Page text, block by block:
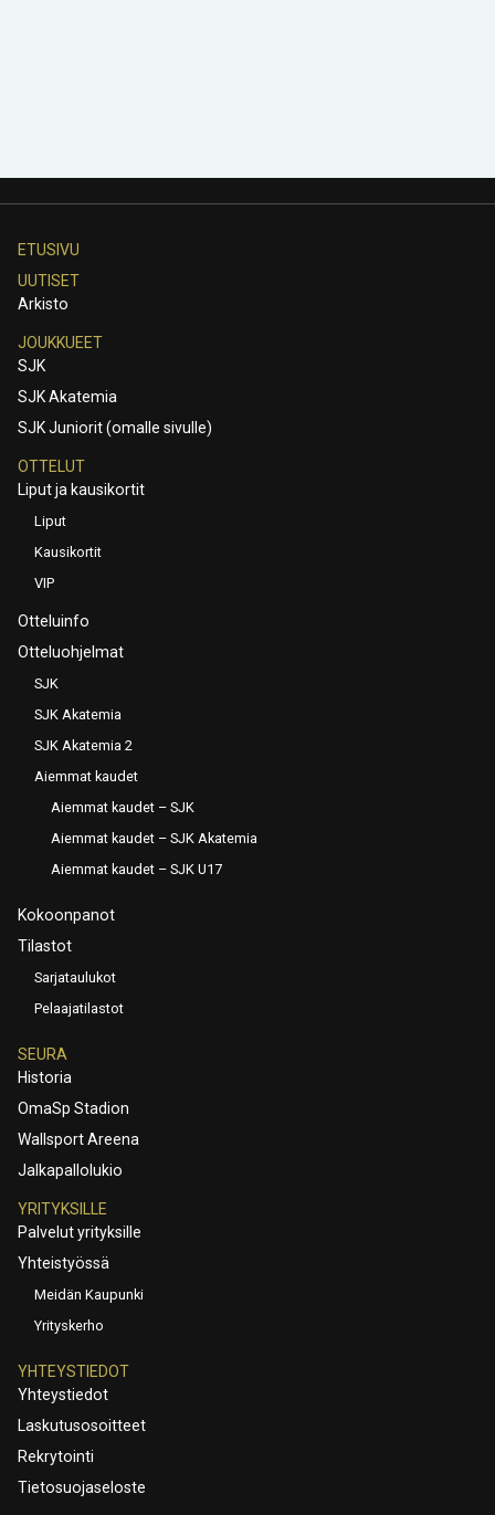
ETUSIVU
UUTISET
Arkisto
JOUKKUEET
SJK
SJK Akatemia
SJK Juniorit (omalle sivulle)
OTTELUT
Liput ja kausikortit
Liput
Kausikortit
VIP
Otteluinfo
Otteluohjelmat
SJK
SJK Akatemia
SJK Akatemia 2
Aiemmat kaudet
Aiemmat kaudet – SJK
Aiemmat kaudet – SJK Akatemia
Aiemmat kaudet – SJK U17
Kokoonpanot
Tilastot
Sarjataulukot
Pelaajatilastot
SEURA
Historia
OmaSp Stadion
Wallsport Areena
Jalkapallolukio
YRITYKSILLE
Palvelut yrityksille
Yhteistyössä
Meidän Kaupunki
Yrityskerho
YHTEYSTIEDOT
Yhteystiedot
Laskutusosoitteet
Rekrytointi
Tietosuojaseloste